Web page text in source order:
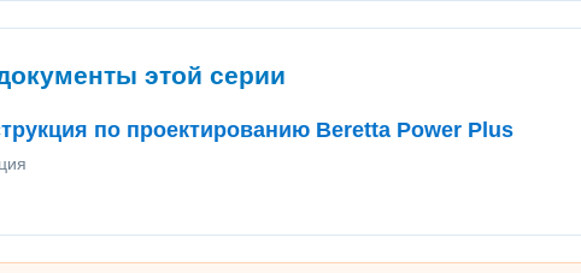
этой серии
по проектированию Beretta Power Plus